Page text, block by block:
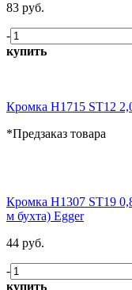
83 руб.
-
купить
Кромка H1715 ST12
*Предзаказ товара
Кромка H1307 ST19
м бухта) Egger
44 руб.
-
купить